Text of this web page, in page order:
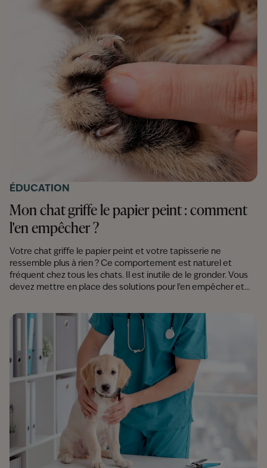
ÉDUCATION
Mon chat griffe le papier peint : comment
l'en empêcher ?
Votre chat griffe le papier peint et votre tapisserie ne
ressemble plus à rien ? Ce comportement est naturel et
fréquent chez tous les chats. Il est inutile de le gronder. Vous
devez mettre en place des solutions pour l'en empêcher et